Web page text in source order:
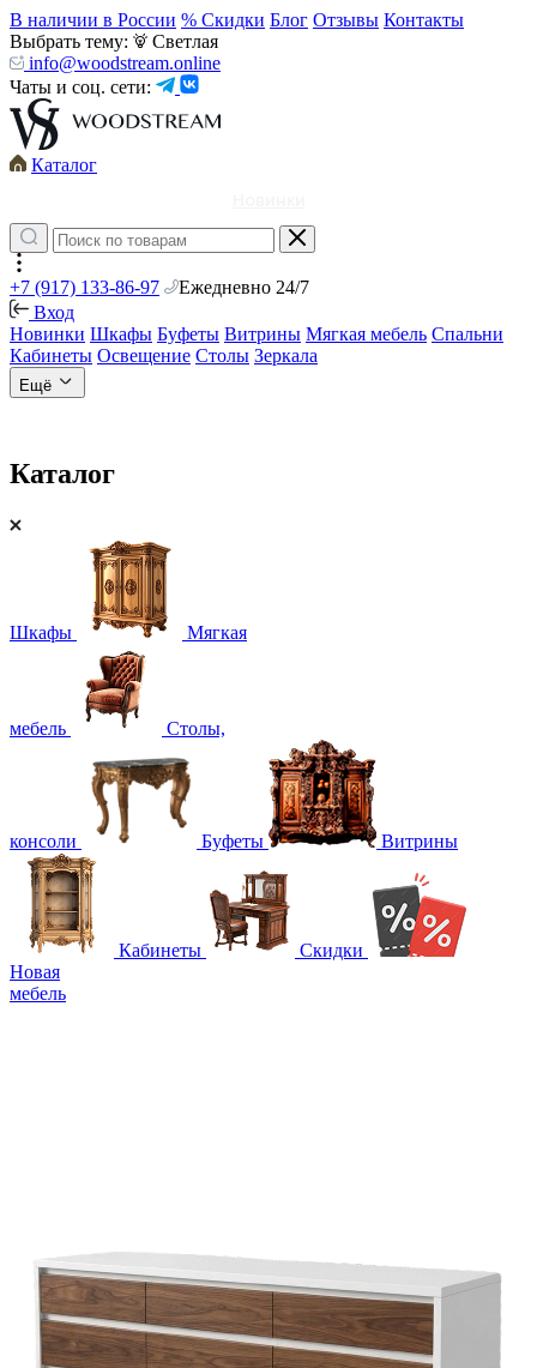
В наличии в России % Скидки Блог Отзывы Контакты
Выбрать тему:
Светлая
info@woodstream.online
Чаты и соц. сети:
Каталог
+7 (917) 133-86-97
Ежедневно 24/7
Вход
Новинки Шкафы Буфеты Витрины Мягкая мебель Спальни
Кабинеты Освещение Столы Зеркала
Ещё
Каталог
Шкафы Мягкая
мебель Столы,
консоли Буфеты Витрины
Кабинеты
Скидки
Новая
мебель